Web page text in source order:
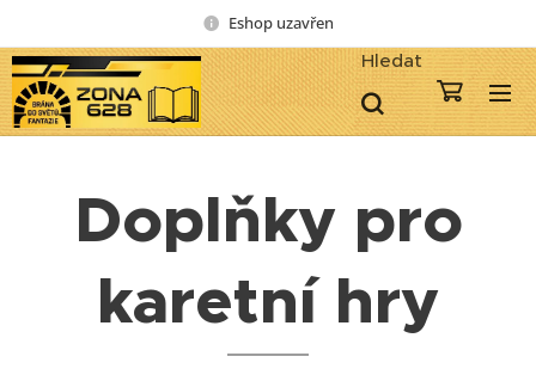
Eshop uzavřen
Hledat
Doplňky pro
karetní hry